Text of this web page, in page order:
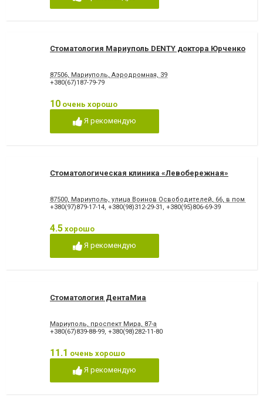
восстановление эмали
Чистка зубов
Стоматология Мариуполь DENTY доктора Юрченко
87506, Мариуполь, Аэродромная, 39
+380(67)187-79-79
10 очень хорошо
Я рекомендую
Стоматологическая клиника «Левобережная»
87500, Мариуполь, улица Воинов Освободителей, 66, в
+380(97)879-17-14, +380(98)312-29-31 , +380(95)806-69-39
4.5 хорошо
Я рекомендую
Стоматология ДентаМиа
Мариуполь, проспект Мира, 87-а
+380(67)839-88-99, +380(98)282-11-80
11.1 очень хорошо
Я рекомендую